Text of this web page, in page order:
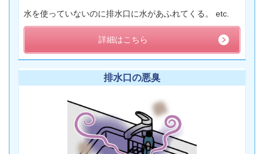
水を使っていないのに排水口に水があふれてくる。 etc.
詳細はこちら
排水口の悪臭